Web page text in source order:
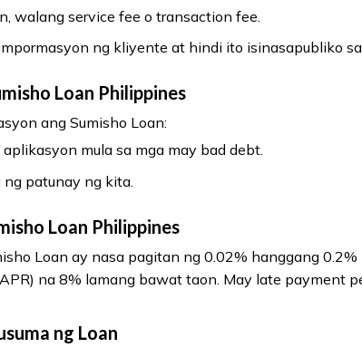
walang service fee o transaction fee.
ng kliyente at hindi ito isinasapubliko
Loan Philippines
ang Sumisho Loan:
mula sa mga may bad debt.
patunay ng kita.
Loan Philippines
Loan ay nasa pagitan ng 0.02% hanggang
na 8% lamang bawat taon. May late payment
ng Loan